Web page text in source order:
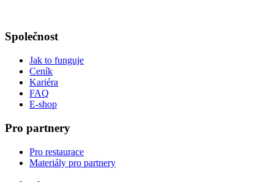
Společnost
Jak to funguje
Ceník
Kariéra
FAQ
E-shop
Pro partnery
Pro restaurace
Materiály pro partnery